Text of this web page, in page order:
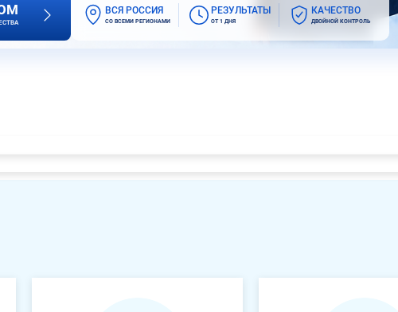
ВСЯ РОССИЯ
СО ВСЕМИ РЕГИОНАМИ
РЕЗУЛЬТАТЫ
ОТ 1 ДНЯ
КАЧЕСТВО
ДВОЙНОЙ КОНТРОЛЬ